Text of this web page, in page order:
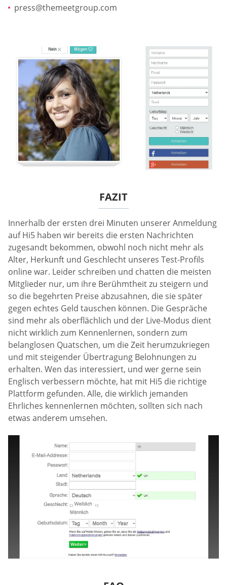
press@themeetgroup.com
FAZIT
Innerhalb der ersten drei Minuten unserer Anmeldung
auf Hi5 haben wir bereits die ersten Nachrichten
zugesandt bekommen, obwohl noch nicht mehr als
Alter, Herkunft und Geschlecht unseres Test-Profils
online war. Leider schreiben und chatten die meisten
Mitglieder nur, um ihre Berühmtheit zu steigern und
so die begehrten Preise abzusahnen, die sie später
gegen echtes Geld tauschen können. Die Gespräche
sind mehr als oberflächlich und der Live-Modus dient
nicht wirklich zum Kennenlernen, sondern zum
belanglosen Quatschen, um die Zeit herumzukriegen
und mit steigender Übertragung Belohnungen zu
erhalten. Wen das interessiert, und wer gerne sein
Englisch verbessern möchte, hat mit Hi5 die richtige
Plattform gefunden. Alle, die wirklich jemanden
Ehrliches kennenlernen möchten, sollten sich nach
etwas anderem umsehen.